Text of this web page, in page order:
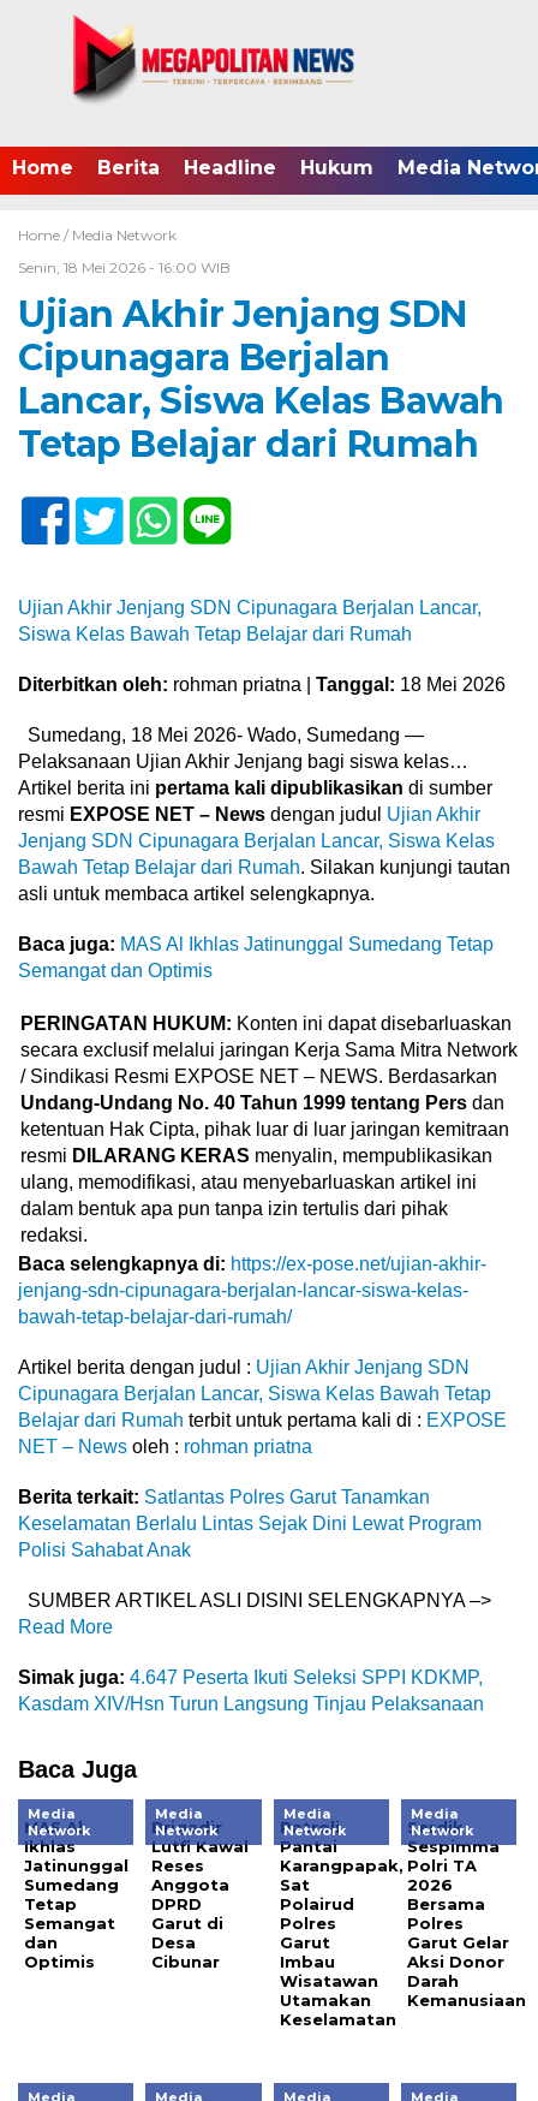
Home Berita Headline Hukum Media
Home / Media Network
Senin, 18 Mei 2026 - 16:00 WIB
Ujian Akhir Jenjang SDN
Cipunagara Berjalan
Lancar, Siswa Kelas Bawah
Tetap Belajar dari Rumah
Ujian Akhir Jenjang SDN Cipunagara Berjalan Lancar,
Siswa Kelas Bawah Tetap Belajar dari Rumah
Diterbitkan oleh: rohman priatna | Tanggal: 18 Mei 2026
Sumedang, 18 Mei 2026- Wado, Sumedang —
Pelaksanaan Ujian Akhir Jenjang bagi siswa kelas…
Artikel berita ini pertama kali dipublikasikan di sumber
resmi EXPOSE NET – News dengan judul Ujian Akhir
Jenjang SDN Cipunagara Berjalan Lancar, Siswa Kelas
Bawah Tetap Belajar dari Rumah. Silakan kunjungi tautan
asli untuk membaca artikel selengkapnya.
Baca juga: MAS Al Ikhlas Jatinunggal Sumedang Tetap
Semangat dan Optimis
PERINGATAN HUKUM: Konten ini dapat disebarluaskan
secara exclusif melalui jaringan Kerja Sama Mitra Network
/ Sindikasi Resmi EXPOSE NET – NEWS. Berdasarkan
Undang-Undang No. 40 Tahun 1999 tentang Pers dan
ketentuan Hak Cipta, pihak luar di luar jaringan kemitraan
resmi DILARANG KERAS menyalin, mempublikasikan
ulang, memodifikasi, atau menyebarluaskan artikel ini
dalam bentuk apa pun tanpa izin tertulis dari pihak
redaksi.
Baca selengkapnya di: https://ex-pose.net/ujian-akhir-
jenjang-sdn-cipunagara-berjalan-lancar-siswa-kelas-
bawah-tetap-belajar-dari-rumah/
Artikel berita dengan judul : Ujian Akhir Jenjang SDN
Cipunagara Berjalan Lancar, Siswa Kelas Bawah Tetap
Belajar dari Rumah terbit untuk pertama kali di : EXPOSE
NET – News oleh : rohman priatna
Berita terkait: Satlantas Polres Garut Tanamkan
Keselamatan Berlalu Lintas Sejak Dini Lewat Program
Polisi Sahabat Anak
SUMBER ARTIKEL ASLI DISINI SELENGKAPNYA –>
Read More
Simak juga: 4.647 Peserta Ikuti Seleksi SPPI KDKMP,
Kasdam XIV/Hsn Turun Langsung Tinjau Pelaksanaan
Baca Juga
Media
Network
MAS Al
Ikhlas
Jatinunggal
Sumedang
Tetap
Semangat
dan
Optimis
Media
Network
Brigadir
Lutfi Kawal
Reses
Anggota
DPRD
Garut di
Desa
Cibunar
Media
Network
Patroli
Pantai
Karangpapak,
Sat
Polairud
Polres
Garut
Imbau
Wisatawan
Utamakan
Keselamatan
Media
Network
Serdik
Sespimma
Polri TA
2026
Bersama
Polres
Garut Gelar
Aksi Donor
Darah
Kemanusiaan
Media
Media
Media
Media